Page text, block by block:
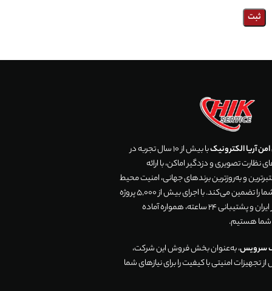
آریا الکترونیک
با بیش از 10 سال تجربه در
تصویری و دزدگیر اماکن، با ارائه
و به‌روزترین برندهای جهانی، امنیت محیط
زندگی و تجارت شما را تضمین می‌کند. با اجرای بیش از 5,000 پروژه
موفق در سراسر ایران و پشتیبانی 24 ساعته، همواره آماده
شما هستیم.
سرویس، به‌عنوان بخش فروش این شرکت،
تجهیزات امنیتی با کیفیت را برای نیازهای شما